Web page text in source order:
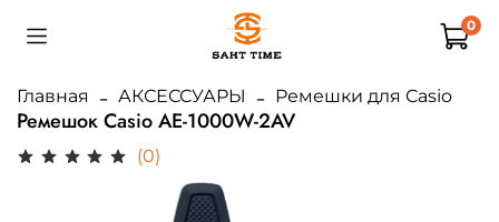
0
Главная АКСЕССУАРЫ Ремешки для Casio
Ремешок Casio AE-1000W-2AV
(0)